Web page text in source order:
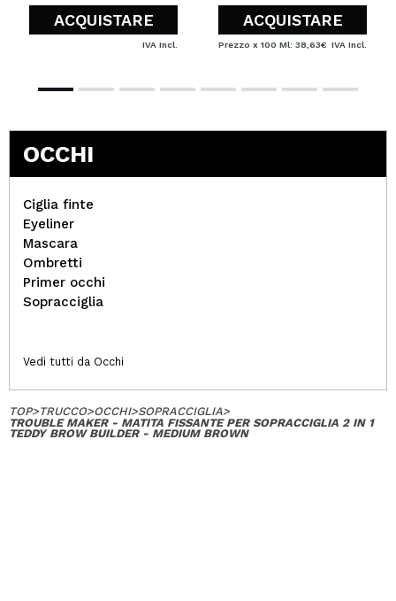
ACQUISTARE
IVA Incl.
ACQUISTARE
Prezzo x 100 Ml: 38,63€ IVA Incl.
OCCHI
Ciglia finte
Eyeliner
Mascara
Ombretti
Primer occhi
Sopracciglia
Vedi tutti da Occhi
TOP>TRUCCO>OCCHI>SOPRACCIGLIA>
TROUBLE MAKER - MATITA FISSANTE PER SOPRACCIGLIA 2 IN 1
TEDDY BROW BUILDER - MEDIUM BROWN